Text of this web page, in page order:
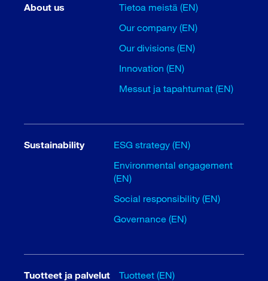
About us
Tietoa meistä (EN)
Our company (EN)
Our divisions (EN)
Innovation (EN)
Messut ja tapahtumat (EN)
Sustainability
ESG strategy (EN)
Environmental engagement
(EN)
Social responsibility (EN)
Governance (EN)
Tuotteet ja palvelut
Tuotteet (EN)